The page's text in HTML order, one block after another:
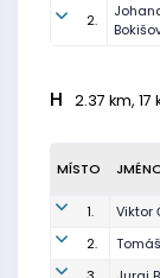
2.
H 2.37 km, 17
MÍSTO
1. Viktor
2.